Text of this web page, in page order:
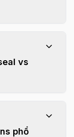
vs
phổ